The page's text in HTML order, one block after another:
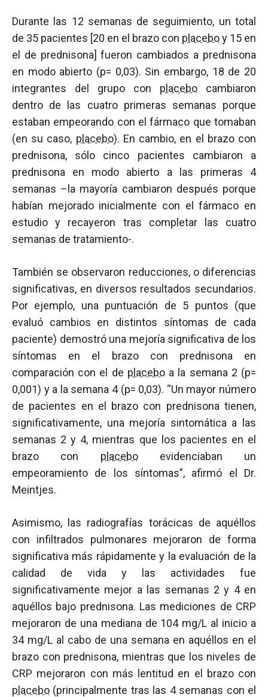
Durante las 12 semanas de seguimiento, un total
de 35 pacientes [20 en el brazo con placeboy 15 en
el de prednisona] fueron cambiados a prednisona
en modo abierto (p= 0,03). Sin embargo, 18 de 20
integrantes del grupo con placebo cambiaron
dentro de las cuatro primeras semanas porque
estaban empeorando con el fármaco que tomaban
(en su caso, placebo). En cambio, en el brazo con
prednisona, sólo cinco pacientes cambiaron a
prednisona en modo abierto a las primeras 4
semanas –la mayoría cambiaron después porque
habían mejorado inicialmente con el fármaco en
estudio y recayeron tras completar las cuatro
semanas de tratamiento-.
También se observaron reducciones, o diferencias
significativas, en diversos resultados secundarios.
Por ejemplo, una puntuación de 5 puntos (que
evaluó cambios en distintos síntomas de cada
paciente) demostró una mejoría significativa de los
síntomas en el brazo con prednisona en
comparación con el de placeboa la semana 2 (p=
0,001) y a la semana 4 (p= 0,03). “Un mayor número
de pacientes en el brazo con prednisona tienen,
significativamente, una mejoría sintomática a las
semanas 2 y 4, mientras que los pacientes en el
brazo con placeboevidenciaban un
empeoramiento de los síntomas”, afirmó el Dr.
Meintjes.
Asimismo, las radiografías torácicas de aquéllos
con infiltrados pulmonares mejoraron de forma
significativa más rápidamente y la evaluación de la
calidad de vida y las actividades fue
significativamente mejor a las semanas 2 y 4 en
aquéllos bajo prednisona. Las mediciones de CRP
mejoraron de una mediana de 104 mg/L al inicio a
34 mg/L al cabo de una semana en aquéllos en el
brazo con prednisona, mientras que los niveles de
CRP mejoraron con más lentitud en el brazo con
placebo (principalmente tras las 4 semanas con el